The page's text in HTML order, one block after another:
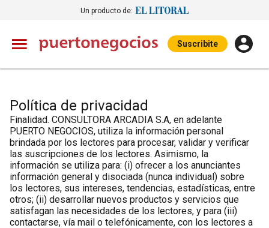
Un producto de:
Suscribite
Política de privacidad
Finalidad. CONSULTORA ARCADIA S.A, en adelante
PUERTO NEGOCIOS, utiliza la información personal
brindada por los lectores para procesar, validar y verificar
las suscripciones de los lectores. Asimismo, la
información se utiliza para: (i) ofrecer a los anunciantes
información general y disociada (nunca individual) sobre
los lectores, sus intereses, tendencias, estadísticas, entre
otros; (ii) desarrollar nuevos productos y servicios que
satisfagan las necesidades de los lectores, y para (iii)
contactarse, vía mail o telefónicamente, con los lectores a